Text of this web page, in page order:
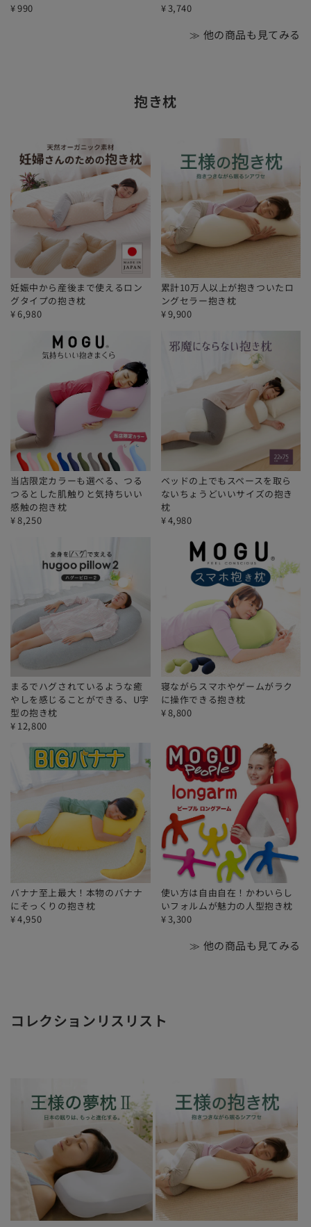
¥990
¥3,740
≫ 他の商品も見てみる
抱き枕
妊娠中から産後まで使えるロン
グタイプの抱き枕
¥6,980
累計10万人以上が抱きついたロ
ングセラー抱き枕
¥9,900
当店限定カラーも選べる、つる
つるとした肌触りと気持ちいい
感触の抱き枕
¥8,250
ベッドの上でもスペースを取ら
ないちょうどいいサイズの抱き
枕
¥4,980
まるでハグされているような癒
やしを感じることができる、U字
型の抱き枕
¥ 12,800
寝ながらスマホやゲームがラク
に操作できる抱き枕
¥8,800
バナナ至上最大！本物のバナナ
にそっくりの抱き枕
¥4,950
使い方は自由自在！かわいらし
いフォルムが魅力の人型抱き枕
¥3,300
≫ 他の商品も見てみる
コレクションリスリスト